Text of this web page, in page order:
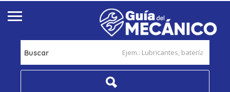
Buscar